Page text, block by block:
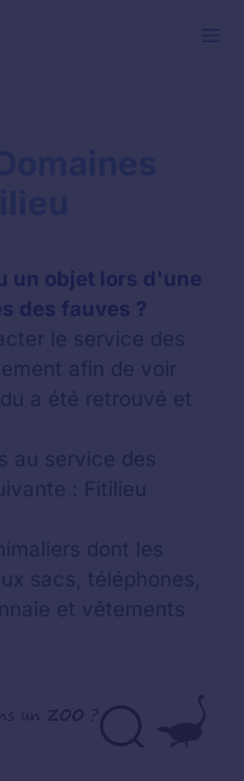
un objet lors d'une
des fauves ?
le service des
afin de voir
a été retrouvé et
au service des
: Fitilieu
dont les
sacs, téléphones,
et vêtements